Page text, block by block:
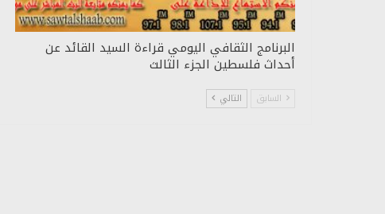
البرنامج الثقافي اليومي قراءة السيد القائد عن
أحداث فلسطين الجزء الثالث
السابق التالي